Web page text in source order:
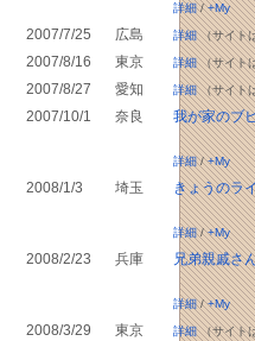
詳細/+My
2007/7/25 広島 詳細（サイト
2007/8/16 東京 詳細（サイト
2007/8/27 愛知 詳細（サイト
2007/10/1 奈良 我が家のブ
詳細/+My
2008/1/3 埼玉 きょうのラ
詳細/+My
2008/2/23 兵庫 兄弟親戚さ
詳細/+My
2008/3/29 東京 詳細（サイト